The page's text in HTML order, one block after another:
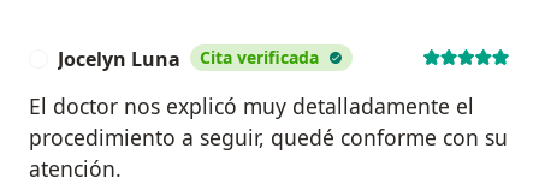
Jocelyn Luna Cita verificada
El doctor nos explicó muy detalladamente el
procedimiento a seguir, quedé conforme con su
atención.